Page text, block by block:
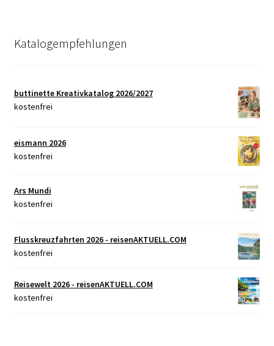
Katalogempfehlungen
buttinette Kreativkatalog 2026/2027
kostenfrei
eismann 2026
kostenfrei
Ars Mundi
kostenfrei
Flusskreuzfahrten 2026 - reisenAKTUELL.COM
kostenfrei
Reisewelt 2026 - reisenAKTUELL.COM
kostenfrei